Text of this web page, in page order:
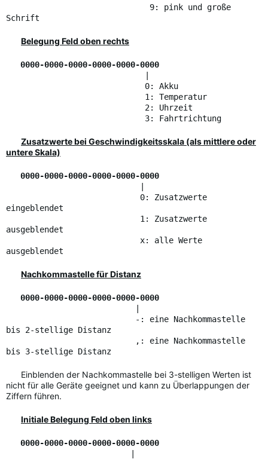
9: pink und große
Schrift
Belegung Feld oben rechts
0000-0000-0000-0000-0000-0000
0: Akku
1: Temperatur
2: Uhrzeit
3: Fahrtrichtung
Zusatzwerte bei Geschwindigkeitsskala (als mittlere oder
untere Skala)
0000-0000-0000-0000-0000-0000
0: Zusatzwerte
eingeblendet
1: Zusatzwerte
ausgeblendet
x: alle Werte
ausgeblendet
Nachkommastelle für Distanz
0000-0000-0000-0000-0000-0000
-: eine Nachkommastelle
bis 2-stellige Distanz
,: eine Nachkommastelle
bis 3-stellige Distanz
Einblenden der Nachkommastelle bei 3-stelligen Werten ist
nicht für alle Geräte geeignet und kann zu Überlappungen der
Ziffern führen.
Initiale Belegung Feld oben links
0000-0000-0000-0000-0000-0000